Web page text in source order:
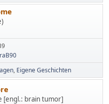
Eigene Geschichten
[engl.: brain tumor]